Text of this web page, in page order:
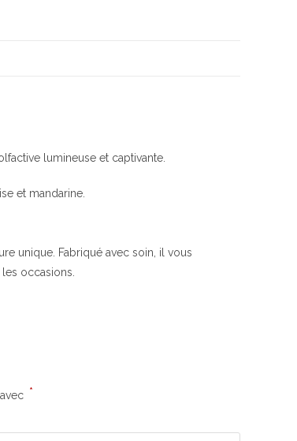
lumineuse et captivante.
et mandarine.
unique. Fabriqué avec soin, il vous
occasions.
*